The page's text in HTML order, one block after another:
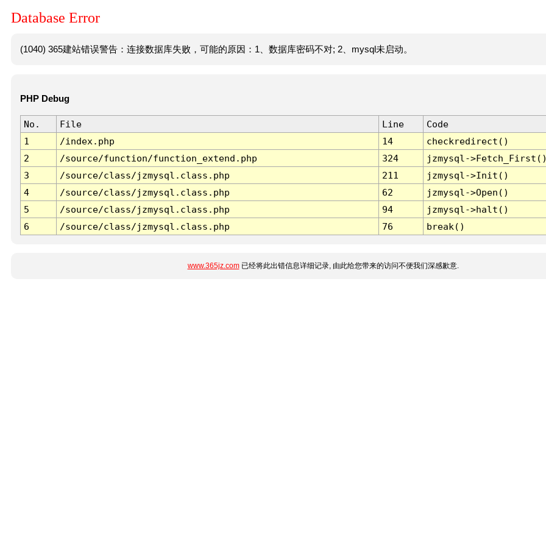
Database Error
(1040) 365建站错误警告：连接数据库失败，可能的原因：1、数据库密码不对; 2、mysql未启动。
PHP Debug
No. File Line
Code
1
/index.php 14
checkredirect()
2
/source/function/function_extend.php 324
jzmysql-
3
/source/class/jzmysql.class.php 211
jzmysql->Init()
4
/source/class/jzmysql.class.php 62
jzmysql->Open()
5
/source/class/jzmysql.class.php 94
jzmysql->halt()
6
/source/class/jzmysql.class.php 76 break()
www.365jz.com已经将此出错信息详细记录, 由此给您带来的访问不便我们深感歉意.